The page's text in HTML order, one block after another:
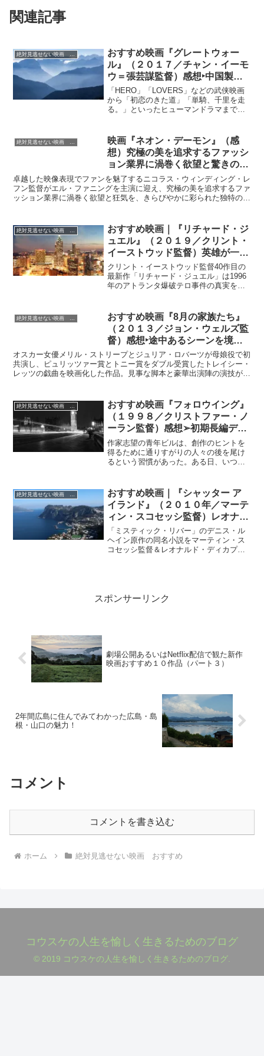
関連記事
絶対見逃せない映画 おすすめ
おすすめ映画『グレートウォー
ル』（２０１７／チャン・イーモ
ウ＝張芸謀監督）感想‣中国製フ
ァンタジー史劇アクション映画！
トンでも兵器のド派手な演出が魅
力！？
「HERO」「LOVERS」などの武侠映画
から「初恋のきた道」「単騎、千里を走
る。」といったヒューマンドラマまで幅
代表する巨匠チャン・イーモウが、「ジ
ェイソン・ボーン」シリーズで知られる
ハリウッドスターのマット・デイモンを
主演に迎え、中国に60年に一度現れ人間
を食いつくすという伝説の怪物『饕餮
（とうてつ）』の大群との戦いを、万里
の長城を舞台に描いた中国・アメリカ合
作のモンスターパニックアクション大
辿り着いたデイモン扮する傭兵ウィリア
ム、金と名声のためだけに世界を旅し、
万里の長城へとたどり着きました。そこ
で、60年に一度現れる圧倒的な敵・怪物
である『饕餮（とうてつ）』を前に団結
して戦う仲間たち、ウィリアムは仲間を
守るために命がけで戦う禁軍の姿に感化
されて、自らも戦いに身を投じていく事
ウィレム・デフォーらが共演していま
す。
絶対見逃せない映画 おすすめ
映画『ネオン・デーモン』（感
想）究極の美を追求するファッシ
ョン業界に渦巻く欲望と驚きの狂
気！
卓越した映像表現でファンを魅了するニコラス・ウィンディング・レ
フン監督がエル・ファニングを主演に迎え、究極の美を追求するファ
ッション業界に渦巻く欲望と狂気を、きらびやかに彩られた独特の映
おすすめ映画｜『リチャード・ジ
ュエル』（２０１９／クリント・
イーストウッド監督）英雄が一瞬
にして容疑者に！
クリント・イーストウッド監督40作目の
最新作「リチャード・ジュエル」は1996
年のアトランタ爆破テロ事件の真実を描
疑者にされてしまった“世界一不幸な男が
名誉挽回を語す実話に基づく映画。
絶対見逃せない映画 おすすめ
おすすめ映画『8月の家族たち』
（２０１３／ジョン・ウェルズ監
督）感想‣途中あるシーンを境に
目が離せなくなっていく大逆転家
族劇…
オスカー女優メリル・ストリープとジュリア・ロバーツが母娘役で初
共演し、ピュリッツァー賞とトニー賞をダブル受賞したトレイシー・
レッツの戯曲を映画化した作品。見事な脚本と豪華出演陣の演技が素
絶対見逃せない映画 おすすめ
おすすめ映画『フォロウイング』
（１９９８／クリストファー・ノ
ーラン監督）感想➢初期長編デビ
ュー作品、“ヒッチコックの再
来”と讃えられた才能の原点がこ
こに！
作家志望の青年ビルは、創作のヒントを
得るために通りすがりの人々の後を尾け
るという習慣があった。ある日、いつも
男もまた、他人のアパートに不法侵入し
ては、私生活の秘密を探ったり、物を盗
んだりする行為に取りつかれていた。ビ
ルはコッブに感化され、行動を共にする
ように。数日後、ふたりで忍び込んだア
パートで見た写真の女に興味を惹かれた
ビルは、彼女の後を尾けはじめる……。
時系列はシャッフルされていて終盤にな
おすすめ映画｜『シャッター ア
イランド』（２０１０年／マーテ
ィン・スコセッシ監督）レオナル
ド・ディカプリオ主演のミステリ
ー
「ミスティック・リバー」のデニス・ル
ヘイン原作の同名小説をマーティン・ス
コセッシ監督＆レオナルド・ディカプリ
スポンサーリンク
劇場公開あるいはNetflix配信で観た新作
映画おすすめ１０作品（パート３）
2年間広島に住んでみてわかった広島・島
根・山口の魅力！
コメント
コメントを書き込む
ホーム 絶対見逃せない映画 おすすめ
コウスケの人生を愉しく生きるためのブログ
© 2019 コウスケの人生を愉しく生きるためのブログ.